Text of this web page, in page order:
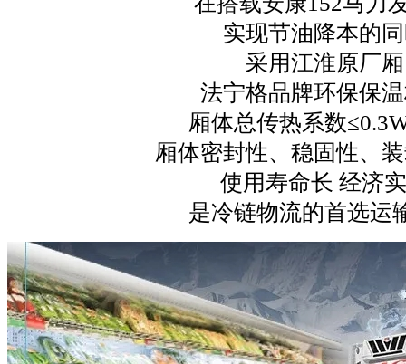
实现节油降本的
采用江淮原厂厢
法宁格品牌环保保
厢体总传热系数
厢体密封性、稳固性、
使用寿命长 经济
是冷链物流的首选运